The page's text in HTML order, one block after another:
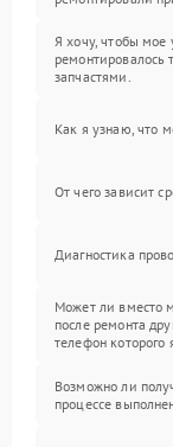
Я хочу, чтобы мое
ремонтировалось
запчастями.
Как я узнаю, что
От чего зависит
Диагностика
Может ли вместо
после ремонта
телефон которого
Возможно ли
процессе